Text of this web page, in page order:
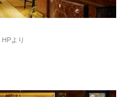
HPより